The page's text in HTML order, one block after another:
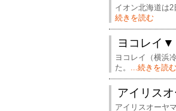
イオン北海道は
続きを読む
ヨコレイ▼
ヨコレイ（横浜
た。 ...続きを読む
アイリス
アイリスオーヤ